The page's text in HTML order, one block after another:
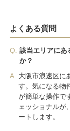
よくある質問
Q.
該当エリアにあ
か？
A.
大阪市浪速区に
す。気になる物
が簡単な操作で
ェッショナルが
ートします。